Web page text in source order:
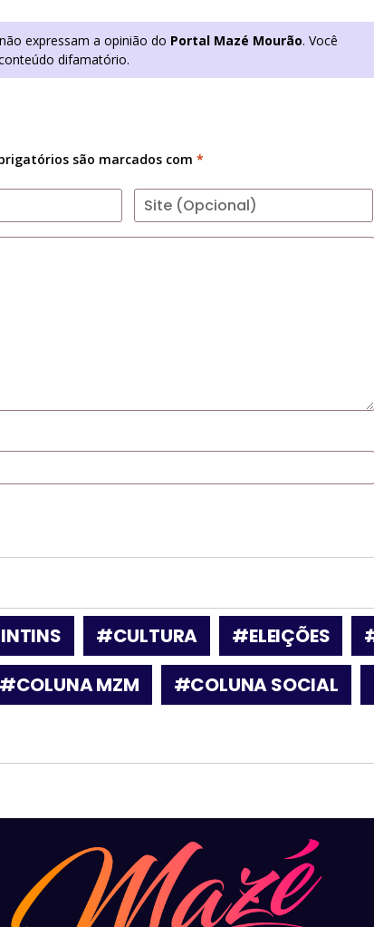
expressam a opinião do Portal Mazé Mourão. Você
difamatório.
são marcados com *
#CULTURA #ELEIÇÕES
#COLUNA MZM #COLUNA SOCIAL